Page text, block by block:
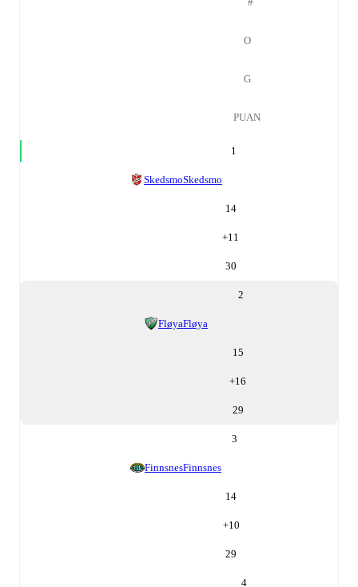
O
G
PUAN
1
SkedsmoSkedsmo
14
+11
30
2
FløyaFløya
15
+16
29
3
FinnsnesFinnsnes
14
+10
29
4